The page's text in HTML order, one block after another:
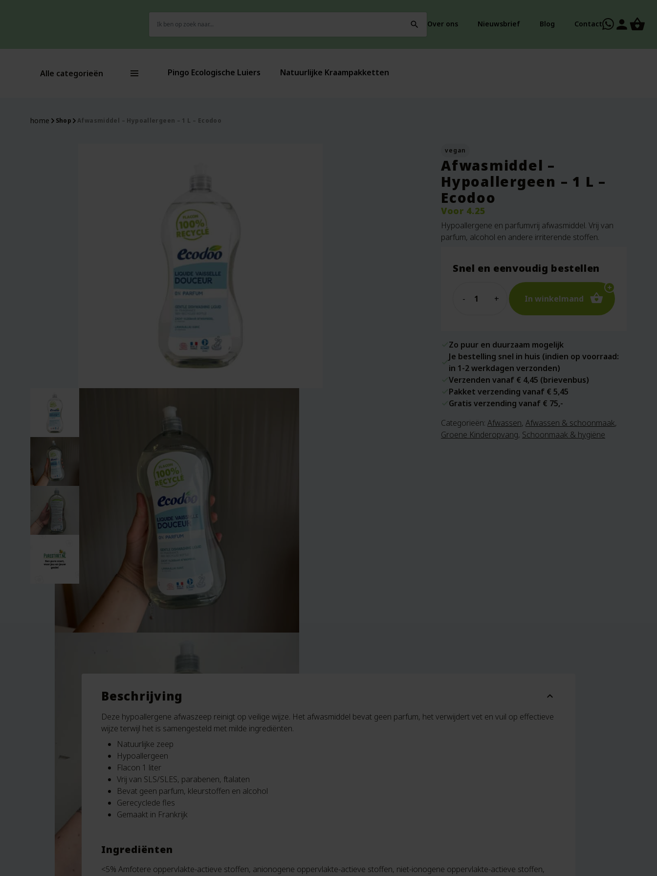
naar:
search Over ons Nieuwsbrief Blog Contact person
Alle categorieën Pingo Ecologische Luiers Natuurlijke Kraampakketten
home Shop Afwasmiddel – Hypoallergeen – 1 L – Ecodoo
vegan
Afwasmiddel –
Hypoallergeen – 1 L –
Ecodoo
Voor 4.25
Hypoallergene en parfumvrij afwasmiddel. Vrij van
parfum, alcohol en andere irriterende stoffen.
Snel en eenvoudig bestellen
In winkelmand
Zo puur en duurzaam mogelijk
Je bestelling snel in huis (indien op voorraad:
in 1-2 werkdagen verzonden)
Verzenden vanaf € 4,45 (brievenbus)
Pakket verzending vanaf € 5,45
Gratis verzending vanaf € 75,-
Categorieën: Afwassen, Afwassen & schoonmaak,
Groene Kinderopvang, Schoonmaak & hygiëne
Beschrijving expand_more
Deze hypoallergene afwaszeep reinigt op veilige wijze. Het afwasmiddel bevat geen parfum, het verwijdert vet en vuil op effectieve
wijze terwijl het is samengesteld met milde ingrediënten.
Natuurlijke zeep
Hypoallergeen
Flacon 1 liter
Vrij van SLS/SLES, parabenen, ftalaten
Bevat geen parfum, kleurstoffen en alcohol
Gerecyclede fles
Gemaakt in Frankrijk
Ingrediënten
<5% Amfotere oppervlakte-actieve stoffen, anionogene oppervlakte-actieve stoffen, niet-ionogene oppervlakte-actieve stoffen,